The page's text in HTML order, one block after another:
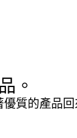
。
質的產品